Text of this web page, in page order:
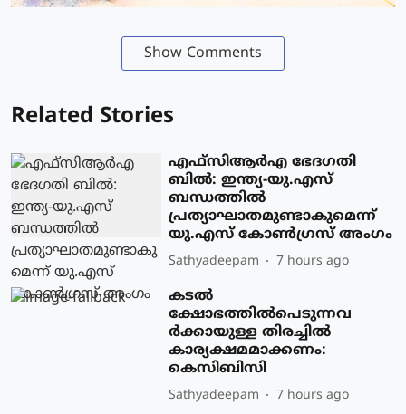
Show Comments
Related Stories
എഫ്‌സിആർഎ ഭേദഗതി
ബിൽ: ഇന്ത്യ-യു.എസ്
ബന്ധത്തിൽ
പ്രത്യാഘാതമുണ്ടാകുമെന്ന്
യു.എസ് കോൺഗ്രസ് അംഗം
Sathyadeepam 7 hours ago
കടല്‍
ക്ഷോഭത്തില്‍പെടുന്നവ
ര്‍ക്കായുള്ള തിരച്ചില്‍
കാര്യക്ഷമമാക്കണം:
കെസിബിസി
Sathyadeepam 7 hours ago